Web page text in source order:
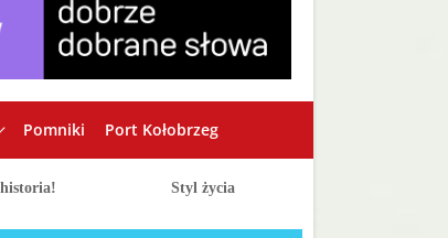
Pomniki Port Kołobrzeg
Styl życia